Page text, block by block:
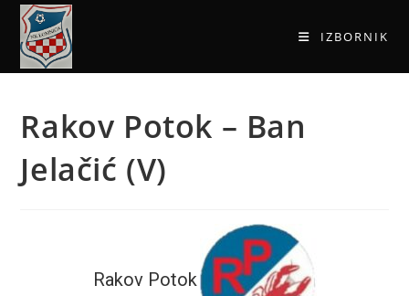
IZBORNIK
Rakov Potok – Ban
Jelačić (V)
Rakov Potok